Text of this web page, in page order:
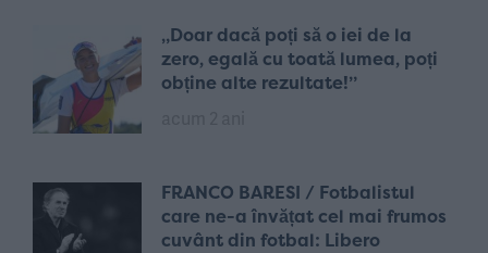
„Doar dacă poți să o iei de la
zero, egală cu toată lumea, poți
obține alte rezultate!”
FRANCO BARESI / Fotbalistul
care ne-a învățat cel mai frumos
cuvânt din fotbal: Libero